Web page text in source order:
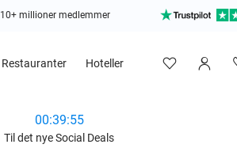
10+ millioner medlemmer
Restauranter Hoteller
00:39:54
Til det nye Social Deals